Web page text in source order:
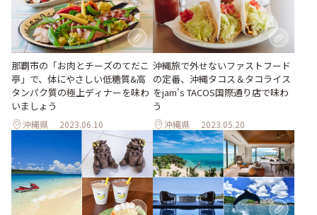
那覇市の「お肉とチーズのてだこ
亭」で、体にやさしい低糖質&高
タンパク質の極上ディナーを味わ
いましょう
沖縄県 2023.06.10
沖縄旅で外せないファストフード
の定番、沖縄タコス＆タコライス
をjam's TACOS国際通り店で味わ
う
沖縄県 2023.05.20